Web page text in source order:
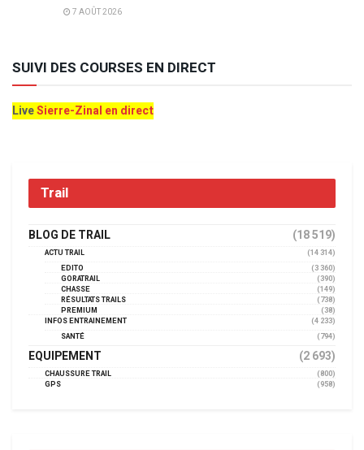
7 AOÛT 2026
SUIVI DES COURSES EN DIRECT
LiveSierre-Zinal en direct
Trail
BLOG DE TRAIL (18 519)
ACTU TRAIL
(14 314)
EDITO
(3 360)
GORATRAIL
(390)
CHASSE
(149)
RÉSULTATS TRAILS
(738)
PREMIUM
(38)
INFOS ENTRAINEMENT
(4 233)
SANTÉ
(794)
EQUIPEMENT (2 693)
CHAUSSURE TRAIL
(800)
GPS
(958)